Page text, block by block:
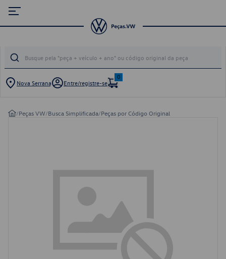
Nova Serrana Entre/registre-se
0
/Peças VW/Busca Simplificada/Peças por Código Original